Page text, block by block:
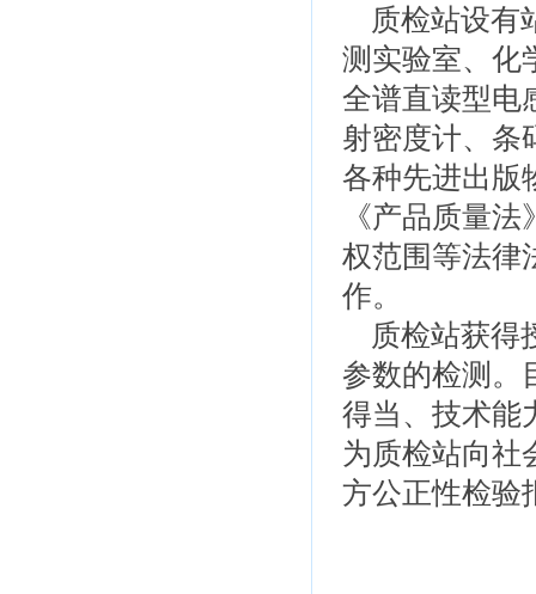
质检站设有
测实验室、化
全谱直读型电
射密度计、条
各种先进出版
《产品质量
权范围等法律
作。
质检站获得
参数的检测。
得当、技术能
为质检站向社
方公正性检验